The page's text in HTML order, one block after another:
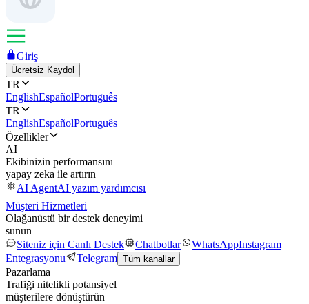
Giriş
Ücretsiz Kaydol
TR
EnglishEspañolPortuguês
TR
EnglishEspañolPortuguês
Özellikler
AI
Ekibinizin performansını
yapay zeka ile artırın
AI AgentAI yazım yardımcısı
Müşteri Hizmetleri
Olağanüstü bir destek deneyimi
sunun
Siteniz için Canlı Destek
Chatbotlar WhatsAppInstagram
Entegrasyonu
Telegram Tüm kanallar
Pazarlama
Trafiği nitelikli potansiyel
müşterilere dönüştürün